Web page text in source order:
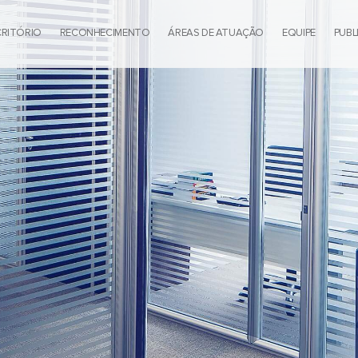
RECONHECIMENTO ÁREAS DE ATUAÇÃO EQUIPE